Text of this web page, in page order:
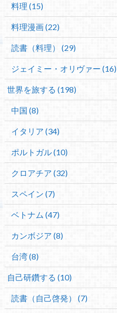
料理 (15)
料理漫画 (22)
読書（料理） (29)
ジェイミー・オリヴァー (16)
世界を旅する (198)
中国 (8)
イタリア (34)
ポルトガル (10)
クロアチア (32)
スペイン (7)
ベトナム (47)
カンボジア (8)
台湾 (8)
自己研鑽する (10)
読書（自己啓発） (7)